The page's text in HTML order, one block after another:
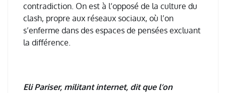
contradiction. On est à l’opposé de la culture du
clash, propre aux réseaux sociaux, où l’on
s’enferme dans des espaces de pensées excluant
la différence.
Eli Pariser, militant internet, dit que l’on